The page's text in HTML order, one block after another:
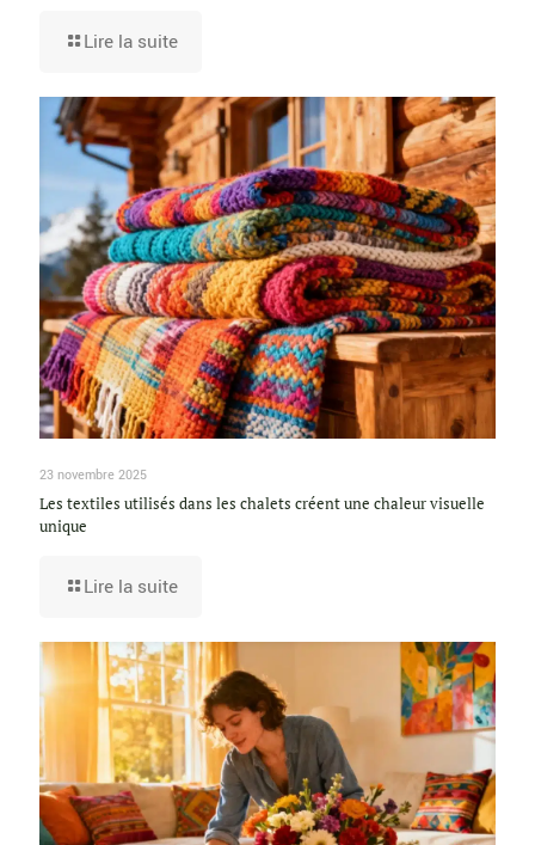
Lire la suite
23 novembre 2025
Les textiles utilisés dans les chalets créent une chaleur visuelle
unique
Lire la suite